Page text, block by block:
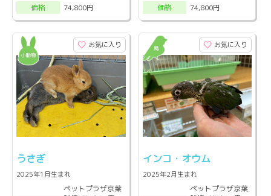
価格
74,800円
価格
74,800円
お気に入り
うさぎ
2025年1月生まれ
ペットプラザ京葉
お気に入り
インコ・オウム
2025年2月生まれ
ペットプラザ京葉